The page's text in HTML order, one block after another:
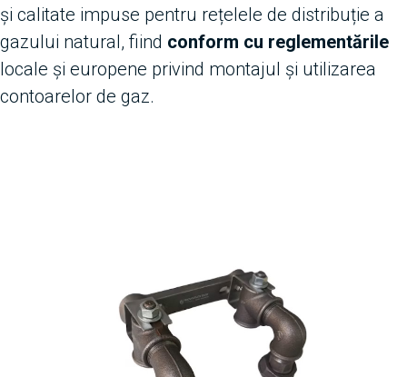
și calitate impuse pentru rețelele de distribuție a
gazului natural, fiind conform cu reglementările
locale și europene privind montajul și utilizarea
contoarelor de gaz.